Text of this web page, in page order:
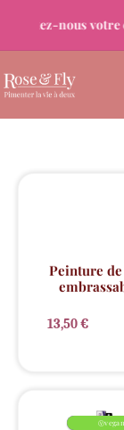
nous votre
au
Peinture
Vin
fraise
13,50€
Ⓥvegan
💖 Coup